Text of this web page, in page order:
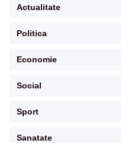
Actualitate
Politica
Economie
Social
Sport
Sanatate